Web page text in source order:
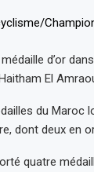
d’or
El
du Maroc
dont deux en
quatre